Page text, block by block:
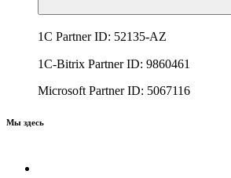
1C Partner ID: 52135-AZ
1C-Bitrix Partner ID: 9860461
Microsoft Partner ID: 5067116
Мы здесь